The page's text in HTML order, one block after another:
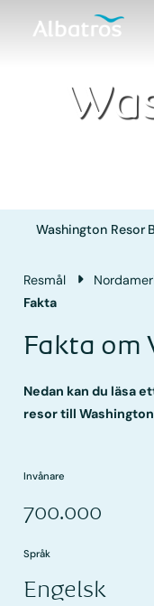
Washington Resor
Resmål
Fakta
Fakta om
Nedan kan du läsa
resor till
Invånare
700.000
Språk
Engelsk